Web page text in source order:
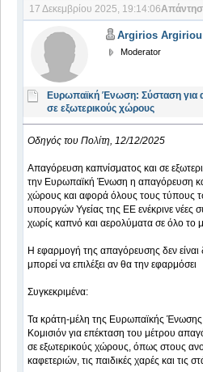
17 Δεκεμβρίου 2025, 19:14:06
Argirios Argiriou
Moderator
Ευρωπαϊκή Ένωση: Σύσταση για
σε εξωτερικούς χώρους
Οδηγός του Πολίτη, 12/12/2025
Απαγόρευση καπνίσματος και σε
την Ευρωπαϊκή Ένωση η απαγόρευση
χώρους και αφορά όλους τους τύπους
υπουργών Υγείας της ΕΕ ενέκρινε νέες
χωρίς καπνό και αερολύματα σε όλο το
Η εφαρμογή της απαγόρευσης δεν είναι
μπορεί να επιλέξει αν θα την εφαρμόσει
Συγκεκριμένα:
Τα κράτη-μέλη της Ευρωπαϊκής Ένωσης
Κομισιόν για επέκταση του μέτρου
σε εξωτερικούς χώρους, όπως στους
καφετεριών, τις παιδικές χαρές και τις